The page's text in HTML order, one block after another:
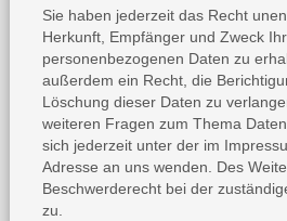
Sie haben jederzeit das Recht
Herkunft, Empfänger und Zweck
personenbezogenen Daten zu
außerdem ein Recht, die
Löschung dieser Daten zu
weiteren Fragen zum Thema
sich jederzeit unter der im
Adresse an uns wenden. Des
Beschwerderecht bei der
zu.